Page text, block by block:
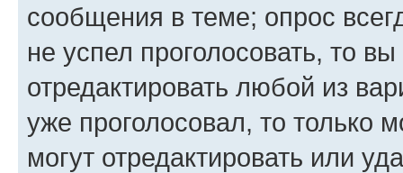
сообщения в теме; опрос
не успел проголосовать, то
отредактировать любой из
уже проголосовал, то только
могут отредактировать или